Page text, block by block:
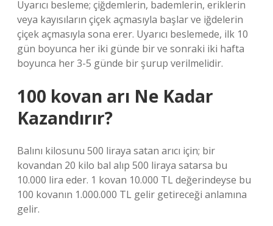
Uyarıcı besleme; çiğdemlerin, bademlerin, eriklerin
veya kayısıların çiçek açmasıyla başlar ve iğdelerin
çiçek açmasıyla sona erer. Uyarıcı beslemede, ilk 10
gün boyunca her iki günde bir ve sonraki iki hafta
boyunca her 3-5 günde bir şurup verilmelidir.
100 kovan arı Ne Kadar
Kazandırır?
Balını kilosunu 500 liraya satan arıcı için; bir
kovandan 20 kilo bal alıp 500 liraya satarsa ​​bu
10.000 lira eder. 1 kovan 10.000 TL değerindeyse bu
100 kovanın 1.000.000 TL gelir getireceği anlamına
gelir.